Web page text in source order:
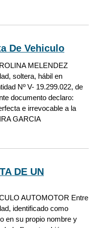
De Vehiculo
MELENDEZ
soltera, hábil en
Nº V- 19.299.022, de
documento declaro:
e irrevocable a la
GARCIA
DE UN
AUTOMOTOR Entre
identificado como
en su propio nombre y